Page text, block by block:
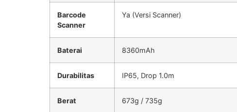
Barcode
Scanner
Ya (Versi Scanner)
Baterai 8360mAh
Durabilitas IP65, Drop 1.0m
Berat 673g / 735g